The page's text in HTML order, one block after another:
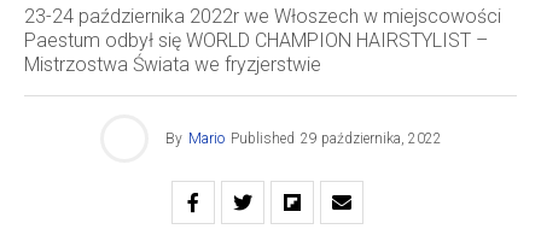
23-24 października 2022r we Włoszech w miejscowości
Paestum odbył się WORLD CHAMPION HAIRSTYLIST –
Mistrzostwa Świata we fryzjerstwie
By Mario Published 29 października, 2022